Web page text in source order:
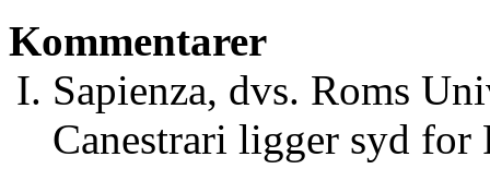
Kommentarer
Sapienza, dvs. Roms
Canestrari ligger syd for